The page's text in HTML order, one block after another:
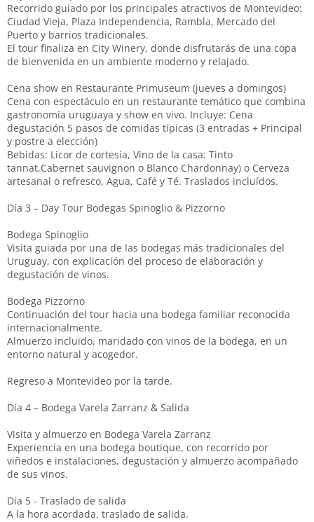
Recorrido guiado por los principales atractivos de Montevideo:
Ciudad Vieja, Plaza Independencia, Rambla, Mercado del
Puerto y barrios tradicionales.
El tour finaliza en City Winery, donde disfrutarás de una copa
de bienvenida en un ambiente moderno y relajado.
Cena show en Restaurante Primuseum (jueves a domingos)
Cena con espectáculo en un restaurante temático que combina
gastronomía uruguaya y show en vivo. Incluye: Cena
degustación 5 pasos de comidas típicas (3 entradas + Principal
y postre a elección)
Bebidas: Licor de cortesía, Vino de la casa: Tinto
tannat,Cabernet sauvignon o Blanco Chardonnay) o Cerveza
artesanal o refresco, Agua, Café y Té. Traslados incluídos.
Día 3 – Day Tour Bodegas Spinoglio & Pizzorno
Bodega Spinoglio
Visita guiada por una de las bodegas más tradicionales del
Uruguay, con explicación del proceso de elaboración y
degustación de vinos.
Bodega Pizzorno
Continuación del tour hacia una bodega familiar reconocida
internacionalmente.
Almuerzo incluido, maridado con vinos de la bodega, en un
entorno natural y acogedor.
Regreso a Montevideo por la tarde.
Día 4 – Bodega Varela Zarranz & Salida
Visita y almuerzo en Bodega Varela Zarranz
Experiencia en una bodega boutique, con recorrido por
viñedos e instalaciones, degustación y almuerzo acompañado
de sus vinos.
Día 5 - Traslado de salida
A la hora acordada, traslado de salida.